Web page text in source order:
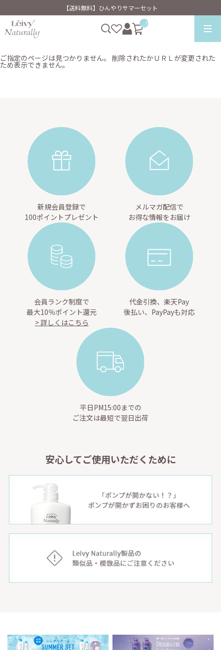
【送料無料】ひんやりサマーセット
__ITM_CNT__
ご指定のページは見つかりません。 削除されたかＵＲＬが変更された
ため表示できません。
新規会員登録で
100ポイントプレゼント
メルマガ配信で
お得な情報をお届け
会員ランク制度で
最大10％ポイント還元
> 詳しくはこちら
代金引換、楽天Pay
後払い、PayPayも対応
平日PM15:00までの
ご注文は最短で翌日出荷
安心してご使用いただくために